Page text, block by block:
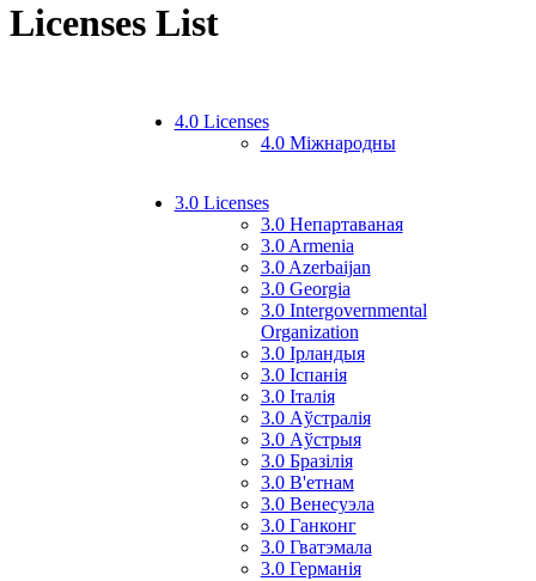
Licenses List
4.0 Licenses
4.0 Міжнародны
3.0 Licenses
3.0 Непартаваная
3.0 Armenia
3.0 Azerbaijan
3.0 Georgia
3.0 Intergovernmental
Organization
3.0 Ірландыя
3.0 Іспанія
3.0 Італія
3.0 Аўстралія
3.0 Аўстрыя
3.0 Бразілія
3.0 В'етнам
3.0 Венесуэла
3.0 Ганконг
3.0 Гватэмала
3.0 Германія